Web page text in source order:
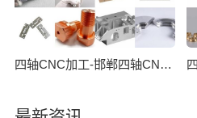
四轴CNC加工-邯郸四轴CNC数控加工